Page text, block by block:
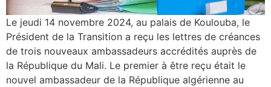
Le jeudi 14 novembre 2024, au palais de Koulouba, le
Président de la Transition a reçu les lettres de créances
de trois nouveaux ambassadeurs accrédités auprès de
la République du Mali. Le premier à être reçu était le
nouvel ambassadeur de la République algérienne au